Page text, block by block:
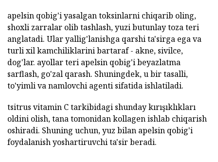
apelsin qobig'i yasalgan toksinlarni chiqarib oling,
shoxli zarralar olib tashlash, yuzi butunlay toza teri
anglatadi. Ular yallig'lanishga qarshi ta'sirga ega va
turli xil kamchiliklarini bartaraf - akne, sivilce,
dog'lar. ayollar teri apelsin qobig'i beyazlatma
sarflash, go'zal qarash. Shuningdek, u bir tasalli,
to'yimli va namlovchi agenti sifatida ishlatiladi.
tsitrus vitamin C tarkibidagi shunday kırışıklıkları
oldini olish, tana tomonidan kollagen ishlab chiqarish
oshiradi. Shuning uchun, yuz bilan apelsin qobig'i
foydalanish yoshartiruvchi ta'sir beradi.